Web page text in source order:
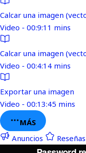
Calcar una imagen
Video - 00:9:11 mins
Calcar una imagen
Video - 00:4:14 mins
Exportar una imagen
Video - 00:13:45 mins
MÁS
Anuncios
Reseñas